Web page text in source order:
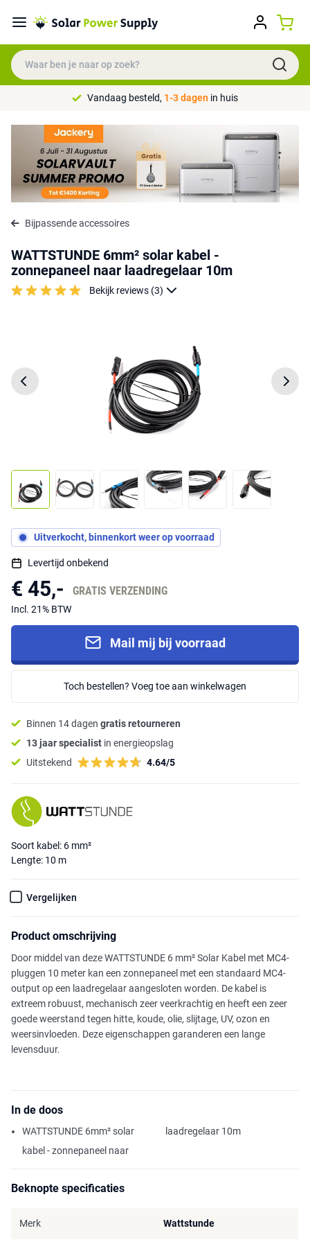
Vandaag besteld, 1-3 dagen in huis
Bijpassende accessoires
WATTSTUNDE 6mm² solar kabel -
zonnepaneel naar laadregelaar 10m
Bekijk reviews (3)
Uitverkocht, binnenkort weer op voorraad
Levertijd onbekend
€ 45,- GRATIS VERZENDING
Incl. 21% BTW
Mail mij bij voorraad
Toch bestellen? Voeg toe aan winkelwagen
Binnen 14 dagen gratis retourneren
13 jaar specialist in energieopslag
Uitstekend
4.64/5
Soort kabel: 6 mm²
Lengte: 10 m
Vergelijken
Product omschrijving
Door middel van deze WATTSTUNDE 6 mm² Solar Kabel met MC4-
pluggen 10 meter kan een zonnepaneel met een standaard MC4-
output op een laadregelaar aangesloten worden. De kabel is
extreem robuust, mechanisch zeer veerkrachtig en heeft een zeer
goede weerstand tegen hitte, koude, olie, slijtage, UV, ozon en
weersinvloeden. Deze eigenschappen garanderen een lange
levensduur.
In de doos
WATTSTUNDE 6mm² solar
kabel - zonnepaneel naar
laadregelaar 10m
Beknopte specificaties
Merk Wattstunde